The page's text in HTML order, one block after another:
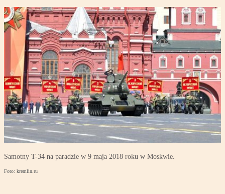
Samotny T-34 na paradzie w 9 maja 2018 roku w Moskwie.
Foto: kremlin.ru